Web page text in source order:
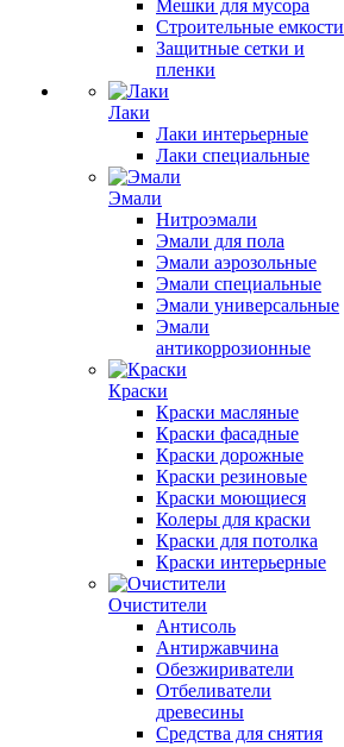
Мешки для мусора
Строительные емкости
Защитные сетки и
пленки
Лаки
Лаки интерьерные
Лаки специальные
Эмали
Нитроэмали
Эмали для пола
Эмали аэрозольные
Эмали специальные
Эмали универсальные
Эмали
антикоррозионные
Краски
Краски масляные
Краски фасадные
Краски дорожные
Краски резиновые
Краски моющиеся
Колеры для краски
Краски для потолка
Краски интерьерные
Очистители
Антисоль
Антиржавчина
Обезжириватели
Отбеливатели
древесины
Средства для снятия